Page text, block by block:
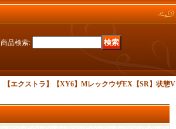
商品検索:
【エクストラ】【XY6】MレックウザEX【SR】状態V